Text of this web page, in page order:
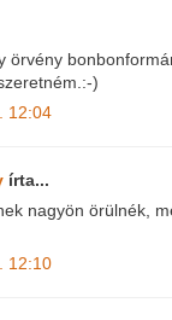
örvény
)
12:04
írta...
nagyön örülnék,
12:10